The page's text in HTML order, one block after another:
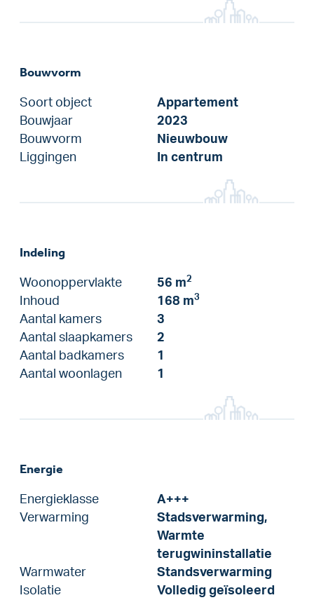
Bouwvorm
Soort object
Appartement
Bouwjaar
2023
Bouwvorm
Nieuwbouw
Liggingen
In centrum
Indeling
Woonoppervlakte 56 m2
Inhoud 168 m3
Aantal kamers
3
Aantal slaapkamers
2
Aantal badkamers
1
Aantal woonlagen
1
Energie
Energieklasse
A+++
Verwarming
Stadsverwarming,
Warmte
terugwininstallatie
Warmwater
Standsverwarming
Isolatie
Volledig geïsoleerd